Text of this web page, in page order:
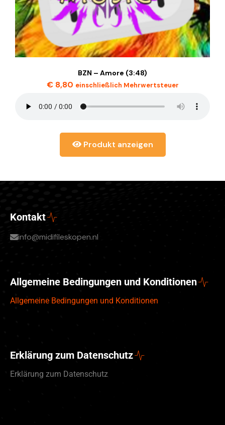
BZN – Amore (3:48)
€8,80 einschließlich Mehrwertsteuer
Produkt anzeigen
Kontakt
info@midifileskopen.nl
Allgemeine Bedingungen und Konditionen
Allgemeine Bedingungen und Konditionen
Erklärung zum Datenschutz
Erklärung zum Datenschutz